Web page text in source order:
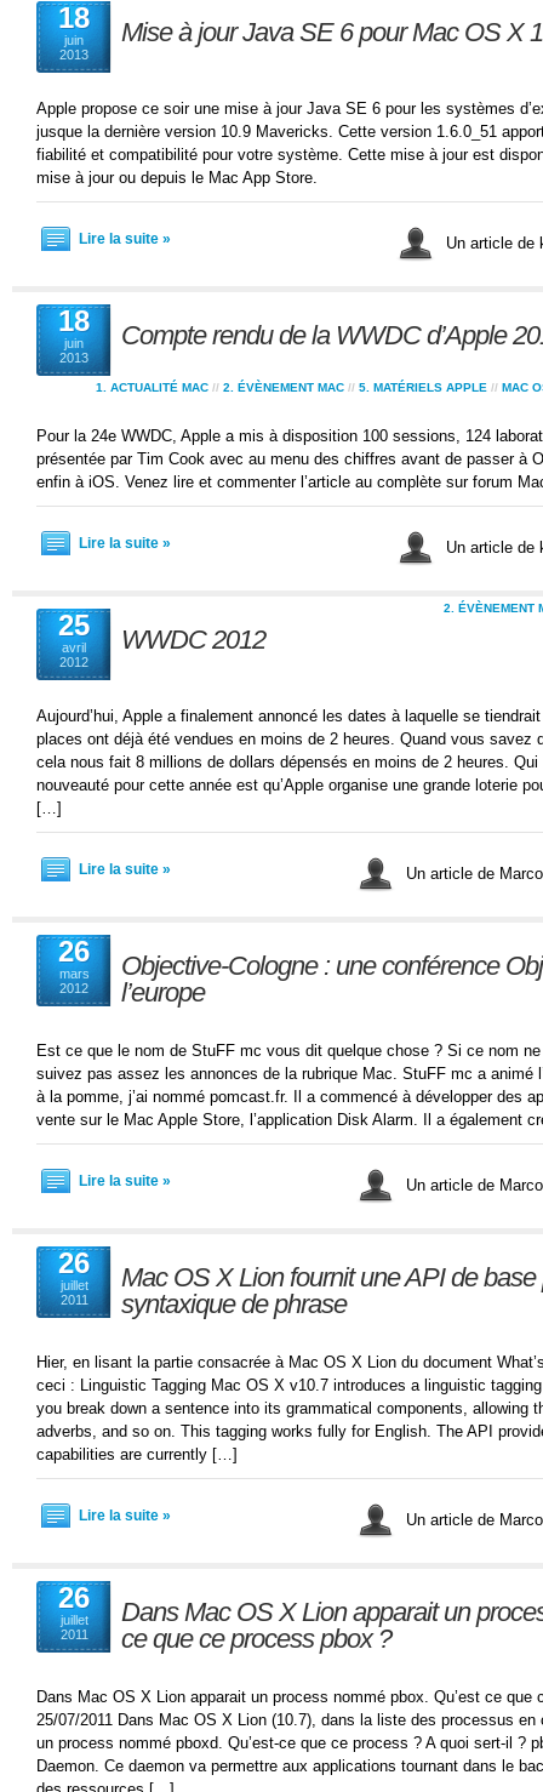
18
juin
2013
Mise à jour Java SE 6 pour Mac OS X
Apple propose ce soir une mise à jour Java SE 6 pour les systèmes
jusque la dernière version 10.9 Mavericks. Cette version 1.6.0_51
fiabilité et compatibilité pour votre système. Cette mise à jour est
mise à jour ou depuis le Mac App Store.
Lire la suite » Un article de
18
juin
2013
1. ACTUALITÉ MAC // 2. ÉVÈNEMENT MAC // 5. MATÉRIELS APPLE // MAC
Compte rendu de la WWDC d’Apple
Pour la 24e WWDC, Apple a mis à disposition 100 sessions, 124
présentée par Tim Cook avec au menu des chiffres avant de passer à
enfin à iOS. Venez lire et commenter l’article au complète sur forum
Lire la suite » Un article de
25
avril
2012
2. ÉVÈNEMENT
WWDC 2012
Aujourd’hui, Apple a finalement annoncé les dates à laquelle se
places ont déjà été vendues en moins de 2 heures. Quand vous savez
cela nous fait 8 millions de dollars dépensés en moins de 2 heures.
nouveauté pour cette année est qu’Apple organise une grande loterie
[…]
Lire la suite » Un article de
26
mars
2012
Objective-Cologne : une conférence
l’europe
Est ce que le nom de StuFF mc vous dit quelque chose ? Si ce nom
suivez pas assez les annonces de la rubrique Mac. StuFF mc a animé
à la pomme, j’ai nommé pomcast.fr. Il a commencé à développer des
vente sur le Mac Apple Store, l’application Disk Alarm. Il a également
Lire la suite » Un article de
26
juillet
2011
Mac OS X Lion fournit une API de base
syntaxique de phrase
Hier, en lisant la partie consacrée à Mac OS X Lion du document
ceci : Linguistic Tagging Mac OS X v10.7 introduces a linguistic
you break down a sentence into its grammatical components, allowing
adverbs, and so on. This tagging works fully for English. The API
capabilities are currently […]
Lire la suite » Un article de
26
juillet
2011
Dans Mac OS X Lion apparait un
ce que ce process pbox ?
Dans Mac OS X Lion apparait un process nommé pbox. Qu’est ce
25/07/2011 Dans Mac OS X Lion (10.7), dans la liste des processus en
un process nommé pboxd. Qu’est-ce que ce process ? A quoi sert-il ?
Daemon. Ce daemon va permettre aux applications tournant dans le